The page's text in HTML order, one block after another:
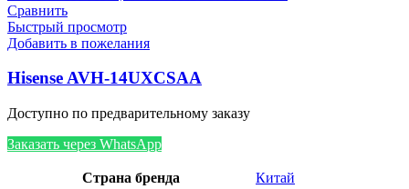
Сравнить
Быстрый просмотр
Добавить в пожелания
Hisense AVH-14UXCSAA
Доступно по предварительному заказу
Заказать через WhatsApp
Страна бренда Китай